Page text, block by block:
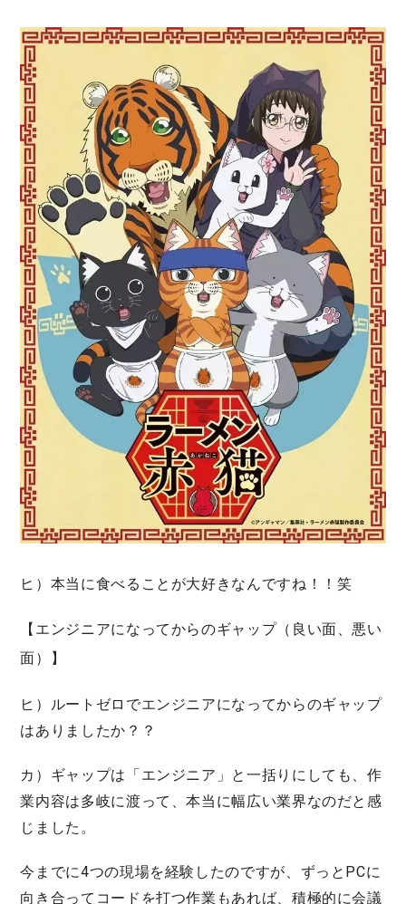
ヒ）本当に食べることが大好きなんですね！！笑
【エンジニアになってからのギャップ（良い面、悪い
面）】
ヒ）ルートゼロでエンジニアになってからのギャップ
はありましたか？？
カ）ギャップは「エンジニア」と一括りにしても、作
業内容は多岐に渡って、本当に幅広い業界なのだと感
じました。
今までに4つの現場を経験したのですが、ずっとPCに
向き合ってコードを打つ作業もあれば、積極的に会議